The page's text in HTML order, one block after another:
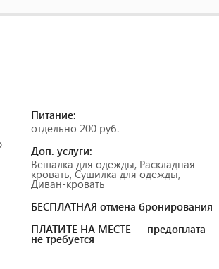
Питание:
отдельно 200 руб.
Доп. услуги:
Вешалка для одежды, Раскладная
кровать, Сушилка для одежды,
Диван-кровать
БЕСПЛАТНАЯ отмена бронирования
ПЛАТИТЕ НА МЕСТЕ — предоплата
не требуется